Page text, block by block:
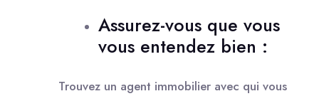
Assurez-vous que vous
vous entendez bien :
Trouvez un agent immobilier avec qui vous